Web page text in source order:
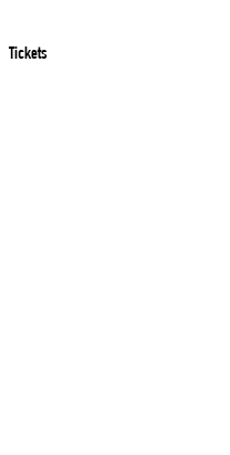
Tickets